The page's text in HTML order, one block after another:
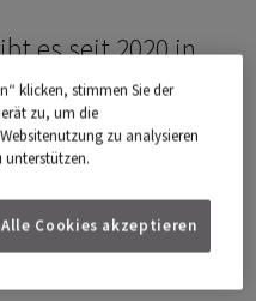
es seit 2020 in
sich IWB
Basel.
Lebensräume
sind deshalb für
wichtig.
klicken, stimmen Sie der
zu, um die
zu analysieren
unterstützen.
Alle Cookies akzeptieren